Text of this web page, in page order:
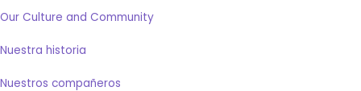
Our Culture and Community
Nuestra historia
Nuestros compañeros